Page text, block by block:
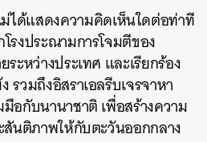
ด้แสดงความคิดเห็นใดต่อท่าที
รงประณามการโจมตีของ
ะหว่างประเทศ และเรียกร้อง
วมถึงอิสราเอลรีบเจรจาหา
อกับนานาชาติ เพื่อสร้างความ
นติภาพให้กับตะวันออกกลาง